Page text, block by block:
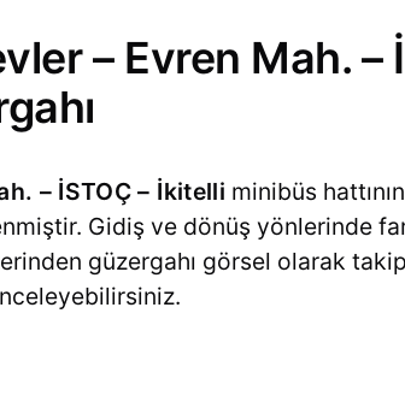
– Evren Mah. –
– İSTOÇ – İkitelli minibüs
Gidiş ve dönüş yönlerinde
güzergahı görsel olarak